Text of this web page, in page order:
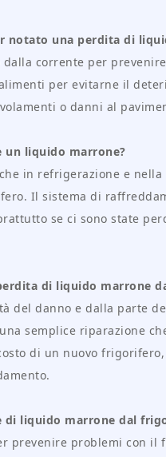
notato una perdita di
corrente per
per evitarne il
o danni al
un liquido marrone?
in refrigerazione e
Il sistema di
se ci sono state
di liquido marrone
del danno e dalla parte
semplice riparazione
di un nuovo
di liquido marrone dal
prevenire problemi con il